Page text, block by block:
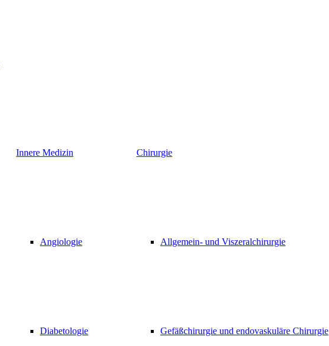
Innere Medizin
Angiologie
Diabetologie
Chirurgie
Allgemein- und Viszeralchirurgie
Gefäßchirurgie und endovaskuläre Chirurgie